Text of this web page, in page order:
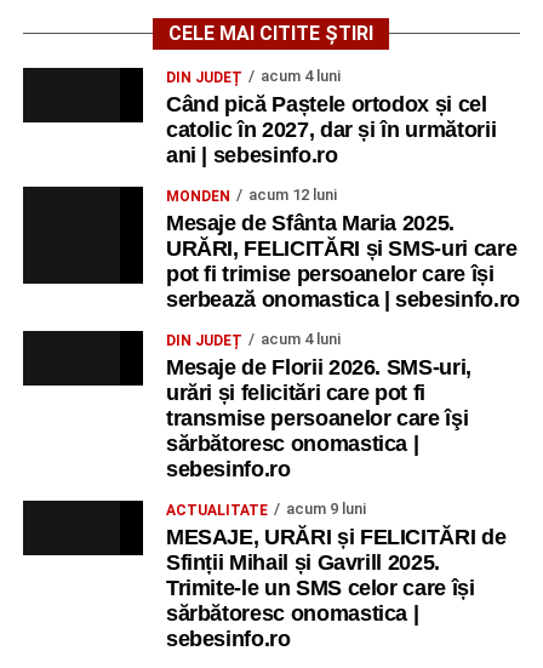
CELE MAI CITITE ȘTIRI
DIN JUDEȚ acum 4 luni
Când pică Paștele ortodox și cel
catolic în 2027, dar și în următorii
ani | sebesinfo.ro
MONDEN acum 12 luni
Mesaje de Sfânta Maria 2025.
URĂRI, FELICITĂRI și SMS-uri care
pot fi trimise persoanelor care își
serbează onomastica | sebesinfo.ro
DIN JUDEȚ acum 4 luni
Mesaje de Florii 2026. SMS-uri,
urări și felicitări care pot fi
transmise persoanelor care îşi
sărbătoresc onomastica |
sebesinfo.ro
ACTUALITATE acum 9 luni
MESAJE, URĂRI și FELICITĂRI de
Sfinții Mihail și Gavrill 2025.
Trimite-le un SMS celor care își
sărbătoresc onomastica |
sebesinfo.ro